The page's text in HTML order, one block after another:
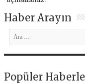
Haber Arayın
Popüler